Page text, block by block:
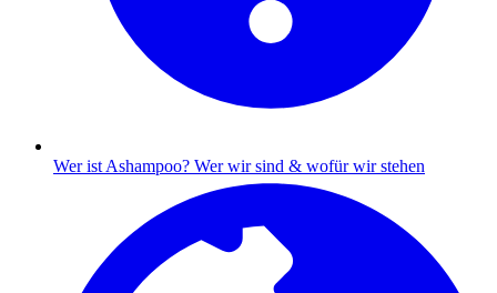
Wer ist Ashampoo? Wer wir sind & wofür wir stehen